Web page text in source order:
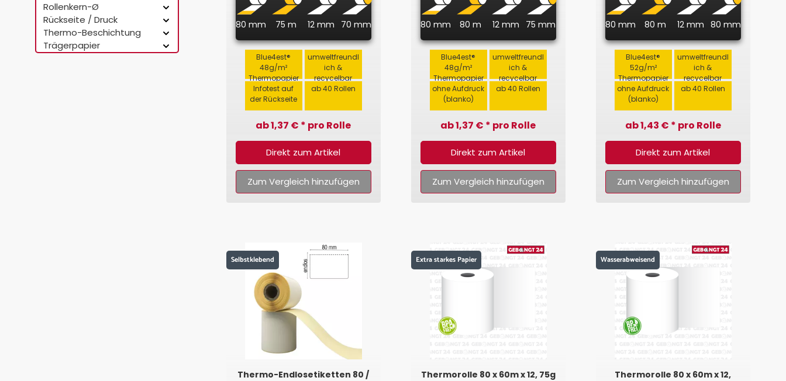
Rollenkern-Ø
Rückseite / Druck
Thermo-Beschichtung
Trägerpapier
80 mm 75 m 12 mm 70 mm
Blue4est®
48g/m²
Thermopapier
umweltfreundl
ich &
recycelbar
Infotest auf
der Rückseite
ab 40 Rollen
ab 1,37 € * pro Rolle
Direkt zum Artikel
Zum Vergleich hinzufügen
80 mm 80 m 12 mm 75 mm
Blue4est®
48g/m²
Thermopapier
umweltfreundl
ich &
recycelbar
ohne Aufdruck
(blanko)
ab 40 Rollen
ab 1,37 € * pro Rolle
Direkt zum Artikel
Zum Vergleich hinzufügen
80 mm 80 m 12 mm 80 mm
Blue4est®
52g/m²
Thermopapier
umweltfreundl
ich &
recycelbar
ohne Aufdruck
(blanko)
ab 40 Rollen
ab 1,43 € * pro Rolle
Direkt zum Artikel
Zum Vergleich hinzufügen
Selbstklebend
Thermo-Endlosetiketten 80 /
Extra starkes Papier
Thermorolle 80 x 60m x 12, 75g
Wasserabweisend
Thermorolle 80 x 60m x 12,